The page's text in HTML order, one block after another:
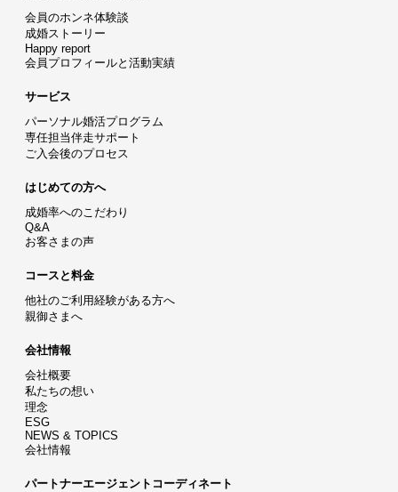
会員のホンネ体験談
成婚ストーリー
Happy report
会員プロフィールと活動実績
サービス
パーソナル婚活プログラム
専任担当伴走サポート
ご入会後のプロセス
はじめての方へ
成婚率へのこだわり
Q&A
お客さまの声
コースと料金
他社のご利用経験がある方へ
親御さまへ
会社情報
会社概要
私たちの想い
理念
ESG
NEWS & TOPICS
会社情報
パートナーエージェントコーディネート